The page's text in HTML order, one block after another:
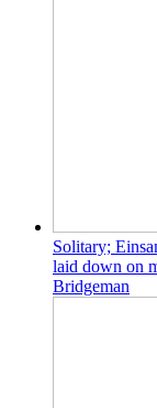
Solitary;
laid down on
Bridgeman